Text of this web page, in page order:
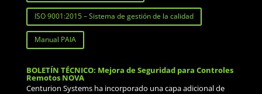
ISO 9001:2015 – Sistema de gestión de la calidad
Manual PAIA
BOLETÍN TÉCNICO: Mejora de Seguridad para Controles
Remotos NOVA
Centurion Systems ha incorporado una capa adicional de